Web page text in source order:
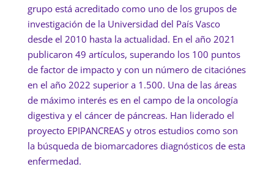
grupo está acreditado como uno de los grupos de
investigación de la Universidad del País Vasco
desde el 2010 hasta la actualidad. En el año 2021
publicaron 49 artículos, superando los 100 puntos
de factor de impacto y con un número de citaciónes
en el año 2022 superior a 1.500. Una de las áreas
de máximo interés es en el campo de la oncología
digestiva y el cáncer de páncreas. Han liderado el
proyecto EPIPANCREAS y otros estudios como son
la búsqueda de biomarcadores diagnósticos de esta
enfermedad.